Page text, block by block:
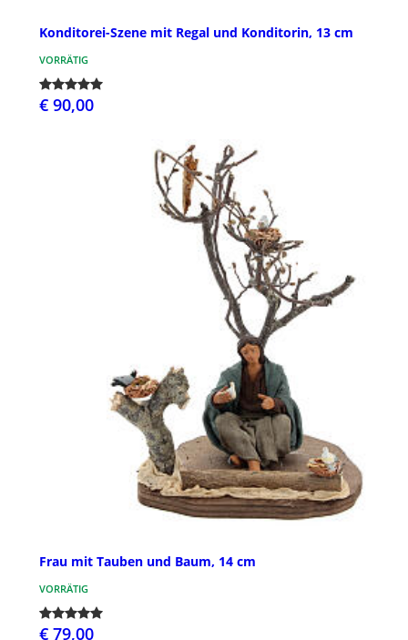
Konditorei-Szene mit Regal und Konditorin, 13 cm
VORRÄTIG
€ 90,00
Frau mit Tauben und Baum, 14 cm
VORRÄTIG
€ 79,00